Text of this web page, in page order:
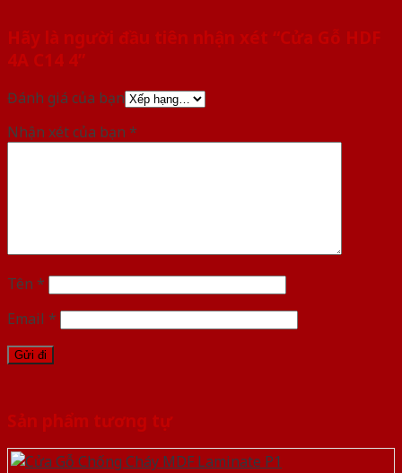
Hãy là người đầu tiên nhận xét “Cửa Gỗ HDF
4A C14 4”
Đánh giá của bạn
Nhận xét của bạn *
Tên *
Email *
Sản phẩm tương tự